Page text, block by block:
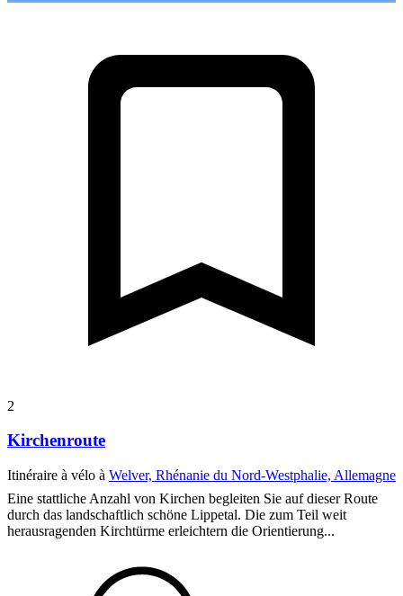
2
Kirchenroute
Itinéraire à vélo à Welver, Rhénanie du Nord-Westphalie, Allemagne
Eine stattliche Anzahl von Kirchen begleiten Sie auf dieser Route
durch das landschaftlich schöne Lippetal. Die zum Teil weit
herausragenden Kirchtürme erleichtern die Orientierung...